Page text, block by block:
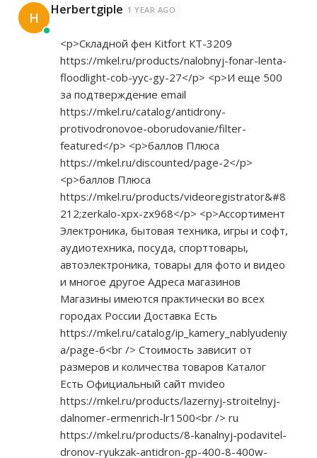
H Herbertgiple 1 YEAR AGO
<p>Складной фен Kitfort КТ-3209
https://mkel.ru/products/nalobnyj-fonar-lenta-
floodlight-cob-yyc-gy-27</p> <p>И еще 500
за подтверждение email
https://mkel.ru/catalog/antidrony-
protivodronovoe-oborudovanie/filter-
featured</p> <p>баллов Плюса
https://mkel.ru/discounted/page-2</p>
<p>баллов Плюса
https://mkel.ru/products/videoregistrator&#8
212;zerkalo-xpx-zx968</p> <p>Ассортимент
Электроника, бытовая техника, игры и софт,
аудиотехника, посуда, спорттовары,
автоэлектроника, товары для фото и видео
и многое другое Адреса магазинов
Магазины имеются практически во всех
городах России Доставка Есть
https://mkel.ru/catalog/ip_kamery_nablyudeniy
a/page-6<br /> Стоимость зависит от
размеров и количества товаров Каталог
Есть Официальный сайт mvideo
https://mkel.ru/products/lazernyj-stroitelnyj-
dalnomer-ermenrich-lr1500<br /> ru
https://mkel.ru/products/8-kanalnyj-podavitel-
dronov-ryukzak-antidron-gp-400-8-400w-